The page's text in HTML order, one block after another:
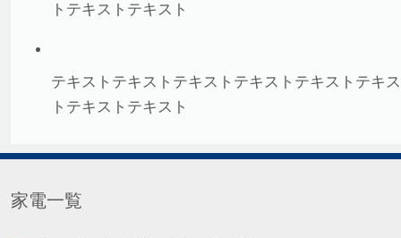
トテキストテキスト
テキストテキストテキストテキストテキストテキス
トテキストテキスト
家電一覧